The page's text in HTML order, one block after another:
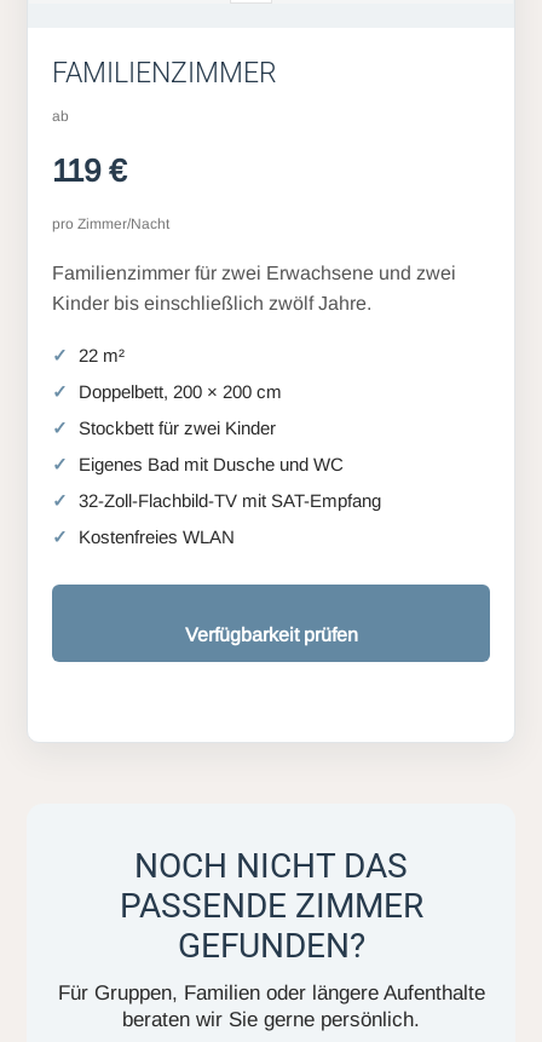
FAMILIENZIMMER
ab
119 €
pro Zimmer/Nacht
Familienzimmer für zwei Erwachsene und zwei
Kinder bis einschließlich zwölf Jahre.
22 m²
Doppelbett, 200 × 200 cm
Stockbett für zwei Kinder
Eigenes Bad mit Dusche und WC
32-Zoll-Flachbild-TV mit SAT-Empfang
Kostenfreies WLAN
Verfügbarkeit prüfen
NOCH NICHT DAS
PASSENDE ZIMMER
GEFUNDEN?
Für Gruppen, Familien oder längere Aufenthalte
beraten wir Sie gerne persönlich.